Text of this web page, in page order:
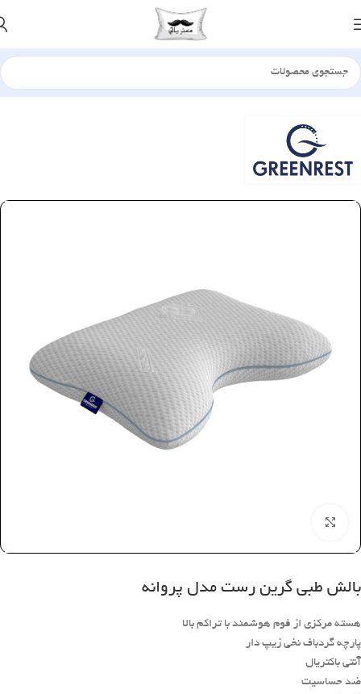
خانه بالش طبی
بالش طبی گرین رست مدل پروانه
هسته مرکزی از فوم هوشمند با تراکم بالا
پارچه گردباف نخی زیپ دار
آنتی باکتریال
ضد حساسیت